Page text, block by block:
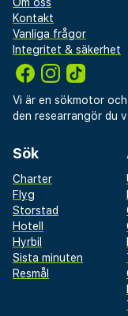
Kontakt
Vanliga frågor
Integritet & säkerhet
Vi är en sökmotor
den researrangör du
Sök
Charter
Flyg
Storstad
Hotell
Hyrbil
Sista minuten
Resmål